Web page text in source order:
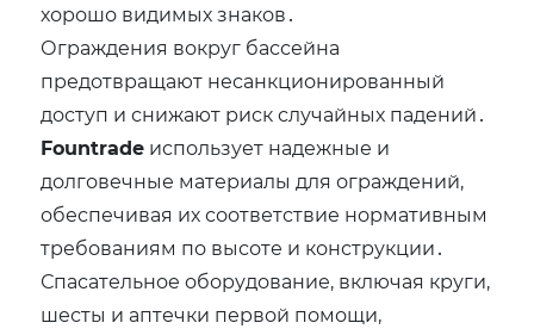
хорошо видимых знаков․
Ограждения вокруг бассейна
предотвращают несанкционированный
доступ и снижают риск случайных падений․
Fountrade использует надежные и
долговечные материалы для ограждений‚
обеспечивая их соответствие нормативным
требованиям по высоте и конструкции․
Спасательное оборудование‚ включая круги‚
шесты и аптечки первой помощи‚